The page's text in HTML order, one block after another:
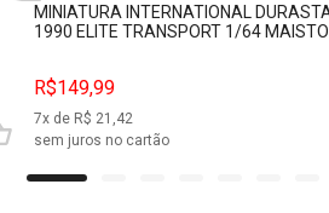
MINIATURA INTERNATIONAL
1990 ELITE TRANSPORT 1/64
R$149,99
7x de R$ 21,42
sem juros no cartão